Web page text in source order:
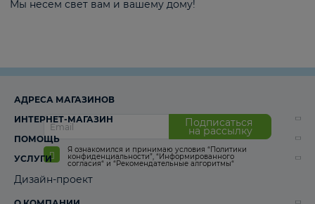
Мы несем свет вам и вашему дому!
Подписаться
на рассылку
Я ознакомился и принимаю условия “Политики
конфиденциальности”, “Информированного
согласия“ и “Рекомендательные алгоритмы“
АДРЕСА МАГАЗИНОВ
ИНТЕРНЕТ-МАГАЗИН
ПОМОЩЬ
УСЛУГИ
Дизайн-проект